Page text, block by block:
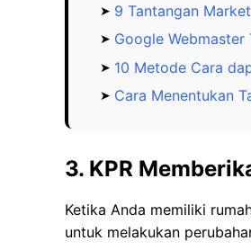
9 Tantangan
Google Webmaster
10 Metode Cara
Cara Menentukan
3. KPR
Ketika Anda memiliki
untuk melakukan